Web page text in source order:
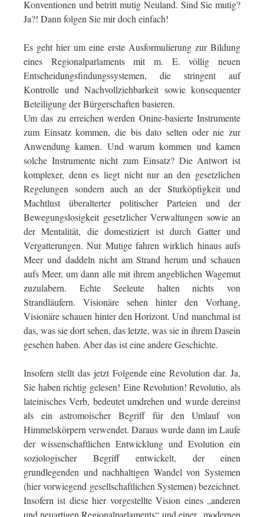
Konventionen und betritt mutig Neuland. Sind Sie mutig?
Ja?! Dann folgen Sie mir doch einfach!
Es geht hier um eine erste Ausformulierung zur Bildung
eines Regionalparlaments mit m. E. völlig neuen
Entscheidungsfindungssystemen, die stringent auf
Kontrolle und Nachvollziehbarkeit sowie konsequenter
Beteiligung der Bürgerschaften basieren.
Um das zu erreichen werden Onine-basierte Instrumente
zum Einsatz kommen, die bis dato selten oder nie zur
Anwendung kamen. Und warum kommen und kamen
solche Instrumente nicht zum Einsatz? Die Antwort ist
komplexer, denn es liegt nicht nur an den gesetzlichen
Regelungen sondern auch an der Sturköpfigkeit und
Machtlust überalterter politischer Parteien und der
Bewegungslosigkeit gesetzlicher Verwaltungen sowie an
der Mentalität, die domestiziert ist durch Gatter und
Vergatterungen. Nur Mutige fahren wirklich hinaus aufs
Meer und daddeln nicht am Strand herum und schauen
aufs Meer, um dann alle mit ihrem angeblichen Wagemut
zuzulabern. Echte Seeleute halten nichts von
Strandläufern. Visionäre sehen hinter den Vorhang,
Visionäre schauen hinter den Horizont. Und manchmal ist
das, was sie dort sehen, das letzte, was sie in ihrem Dasein
gesehen haben. Aber das ist eine andere Geschichte.
Insofern stellt das jetzt Folgende eine Revolution dar. Ja,
Sie haben richtig gelesen! Eine Revolution! Revolutio, als
lateinisches Verb, bedeutet umdrehen und wurde dereinst
als ein astromoischer Begriff für den Umlauf von
Himmelskörpern verwendet. Daraus wurde dann im Laufe
der wissenschaftlichen Entwicklung und Evolution ein
soziologischer Begriff entwickelt, der einen
grundlegenden und nachhaltigen Wandel von Systemen
(hier vorwiegend gesellschaftlichen Systemen) bezeichnet.
Insofern ist diese hier vorgestellte Vision eines „anderen
und neuartigen Regionalparlaments“ und einer „modernen